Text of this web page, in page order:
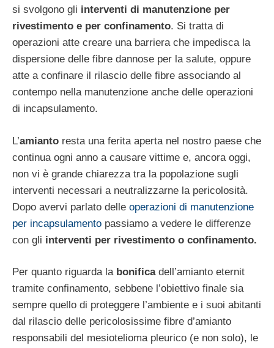
si svolgono gli interventi di manutenzione per
rivestimento e per confinamento. Si tratta di
operazioni atte creare una barriera che impedisca la
dispersione delle fibre dannose per la salute, oppure
atte a confinare il rilascio delle fibre associando al
contempo nella manutenzione anche delle operazioni
di incapsulamento.
L’amianto resta una ferita aperta nel nostro paese che
continua ogni anno a causare vittime e, ancora oggi,
non vi è grande chiarezza tra la popolazione sugli
interventi necessari a neutralizzarne la pericolosità.
Dopo avervi parlato delle operazioni di manutenzione
per incapsulamento passiamo a vedere le differenze
con gli interventi per rivestimento o confinamento.
Per quanto riguarda la bonificadell’amianto eternit
tramite confinamento, sebbene l’obiettivo finale sia
sempre quello di proteggere l’ambiente e i suoi abitanti
dal rilascio delle pericolosissime fibre d’amianto
responsabili del mesiotelioma pleurico (e non solo), le